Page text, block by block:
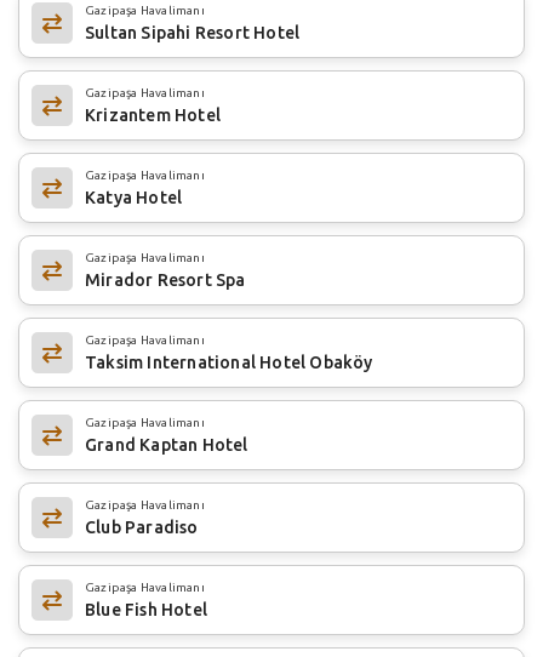
Gazipaşa Havalimanı
Sultan Sipahi Resort Hotel
Gazipaşa Havalimanı
Krizantem Hotel
Gazipaşa Havalimanı
Katya Hotel
Gazipaşa Havalimanı
Mirador Resort Spa
Gazipaşa Havalimanı
Taksim International Hotel Obaköy
Gazipaşa Havalimanı
Grand Kaptan Hotel
Gazipaşa Havalimanı
Club Paradiso
Gazipaşa Havalimanı
Blue Fish Hotel